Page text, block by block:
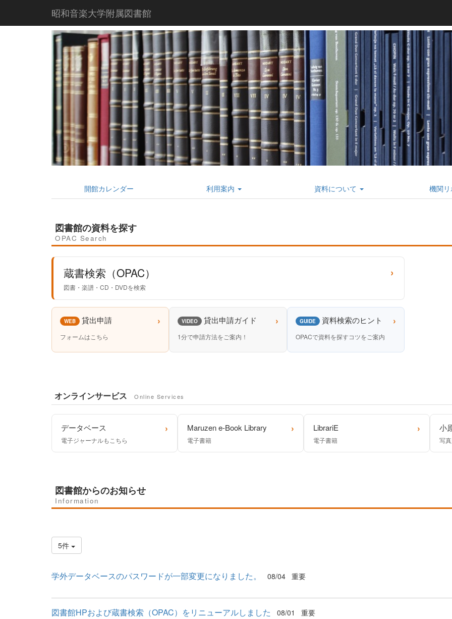
昭和音楽大学附属図書館
開館カレンダー 利用案内 資料について 機関リ
図書館の資料を探す
OPAC Search
蔵書検索（OPAC） ›
図書・楽譜・CD・DVDを検索
WEB 貸出申請 ›
フォームはこちら
VIDEO 貸出申請ガイド ›
1分で申請方法をご案内！
GUIDE 資料検索のヒント ›
OPACで資料を探すコツをご案内
オンラインサービス Online Services
データベース ›
電子ジャーナルもこちら
Maruzen e-Book Library ›
電子書籍
LibrariE ›
電子書籍
小
写
図書館からのお知らせ
Information
5件
学外データベースのパスワードが一部変更になりました。 08/04 重要
図書館HPおよび蔵書検索（OPAC）をリニューアルしました 08/01 重要